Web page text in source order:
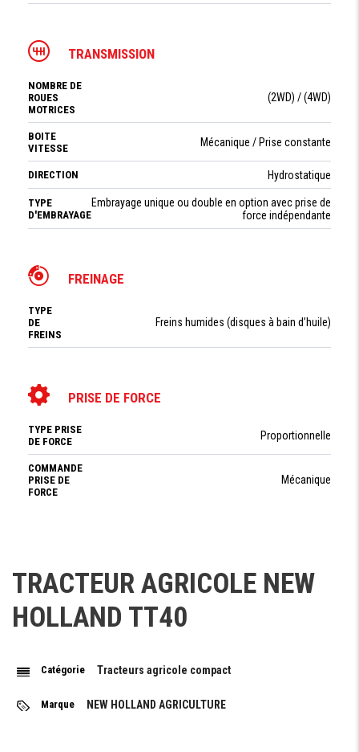
TRANSMISSION
NOMBRE DE
ROUES
MOTRICES
(2WD) / (4WD)
BOITE
VITESSE
Mécanique / Prise constante
DIRECTION Hydrostatique
TYPE
D'EMBRAYAGE
Embrayage unique ou double en option avec prise de
force indépendante
FREINAGE
TYPE
DE
FREINS
Freins humides (disques à bain d’huile)
PRISE DE FORCE
TYPE PRISE
DE FORCE
Proportionnelle
COMMANDE
PRISE DE
FORCE
Mécanique
RELEVAGE / ATTELAGE
COMMANDE
ARRIÉRE
TRACTEUR AGRICOLE NEW
HOLLAND TT40
Catégorie Tracteurs agricole compact
Marque NEW HOLLAND AGRICULTURE